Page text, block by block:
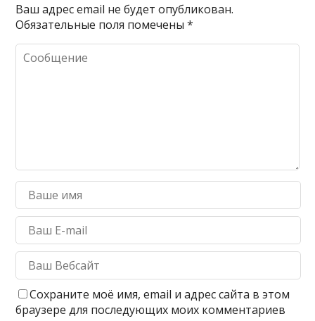
Ваш адрес email не будет опубликован.
Обязательные поля помечены*
Сохраните моё имя, email и адрес сайта в этом
браузере для последующих моих комментариев